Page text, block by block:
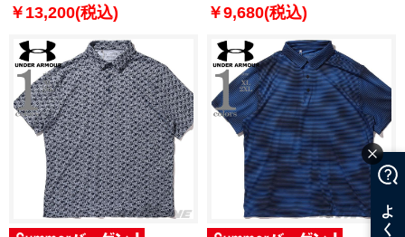
￥13,200(税込) ￥9,680(税込)